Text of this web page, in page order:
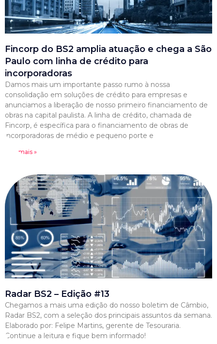
Fincorp do BS2 amplia atuação e chega a São
Paulo com linha de crédito para
incorporadoras
Damos mais um importante passo rumo à nossa
consolidação em soluções de crédito para empresas e
anunciamos a liberação de nosso primeiro financiamento de
obras na capital paulista. A linha de crédito, chamada de
Fincorp, é específica para o financiamento de obras de
incorporadoras de médio e pequeno porte e
Leia mais »
Radar BS2 – Edição #13
Chegamos a mais uma edição do nosso boletim de Câmbio,
Radar BS2, com a seleção dos principais assuntos da semana.
Elaborado por: Felipe Martins, gerente de Tesouraria.
Continue a leitura e fique bem informado!